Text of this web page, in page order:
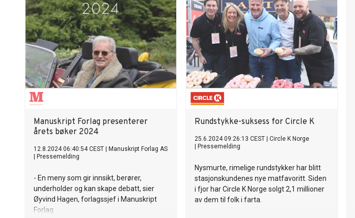
Manuskript Forlag presenterer
årets bøker 2024
12.8.2024 06:40:54 CEST
Manuskript Forlag AS
Pressemelding
- En meny som gir innsikt, berører,
underholder og kan skape debatt, sier
Øyvind Hagen, forlagssjef i Manuskript
Forlag
Rundstykke-suksess for Circle K
25.6.2024 09:26:13 CEST
Circle K Norge
Pressemelding
Nysmurte, rimelige rundstykker har blitt
stasjonskundenes nye matfavoritt. Siden
i fjor har Circle K Norge solgt 2,1 millioner
av dem til folk i farta.